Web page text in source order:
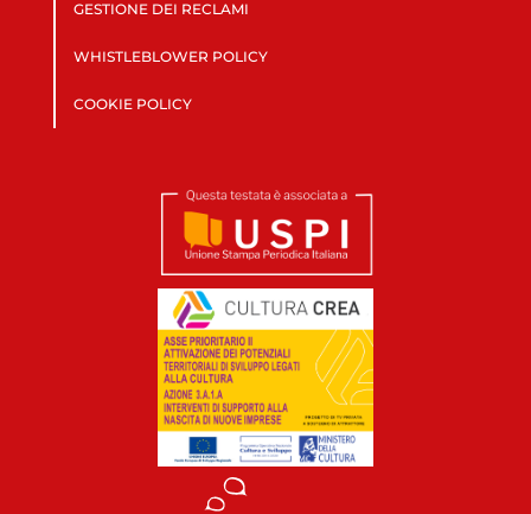
GESTIONE DEI RECLAMI
WHISTLEBLOWER POLICY
COOKIE POLICY